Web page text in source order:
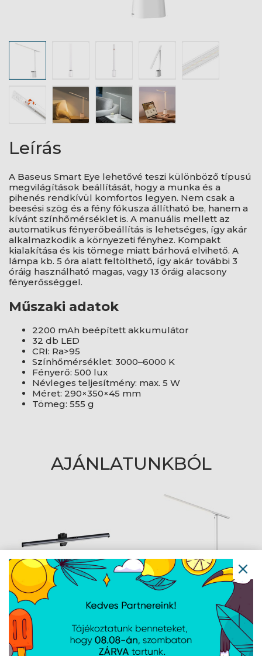
Leírás
A Baseus Smart Eye lehetővé teszi különböző típusú
megvilágítások beállítását, hogy a munka és a
pihenés rendkívül komfortos legyen. Nem csak a
beesési szög és a fény fókusza állítható be, hanem a
kívánt színhőmérséklet is. A manuális mellett az
automatikus fényerőbeállítás is lehetséges, így akár
alkalmazkodik a környezeti fényhez. Kompakt
kialakítása és kis tömege miatt bárhová elvihető. A
lámpa kb. 5 óra alatt feltölthető, így akár további 3
óráig használható magas, vagy 13 óráig alacsony
fényerősséggel.
Műszaki adatok
2200 mAh beépített akkumulátor
32 db LED
CRI: Ra>95
Színhőmérséklet: 3000–6000 K
Fényerő: 500 lux
Névleges teljesítmény: max. 5 W
Méret: 290×350×45 mm
Tömeg: 555 g
AJÁNLATUNKBÓL
Baseus i-wok 3 Magnetic
Screen Hanging Light
monitor lámpa, fekete
Baseus Smart Eye
vezeték nélküli asztali
lámpa, fehér